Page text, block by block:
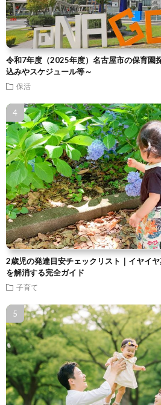
令和7年度（2025年度）名古屋市の保育園
込みやスケジュール等～
保活
2歳児の発達目安チェックリスト｜イヤイ
を解消する完全ガイド
子育て